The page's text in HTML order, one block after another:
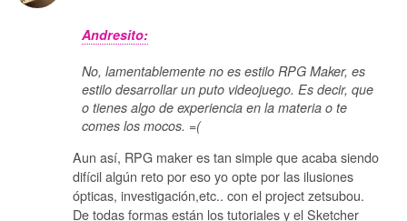
Andresito:
No, lamentablemente no es estilo RPG Maker, es
estilo desarrollar un puto videojuego. Es decir, que
o tienes algo de experiencia en la materia o te
comes los mocos. =(
Aun así, RPG maker es tan simple que acaba siendo
difícil algún reto por eso yo opte por las ilusiones
ópticas, investigación,etc.. con el project zetsubou.
De todas formas están los tutoriales y el Sketcher